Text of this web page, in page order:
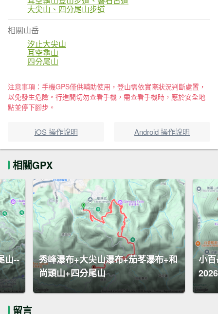
大尖山、四分尾山步道
相關山岳
汐止大尖山
耳空龜山
四分尾山
注意事項：手機GPS僅供輔助使用，登山需依實際狀況判斷處置，
以免發生危險。行進間切勿查看手機，需查看手機時，應於安全地
點並停下腳步。
iOS 操作說明 Android 操作說明
相關GPX
山--
秀峰瀑布+大尖山瀑布+茄苳瀑布+和
尚頭山+四分尾山
小
留言